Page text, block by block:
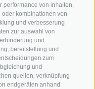
performance von inhalten,
kombinationen von
und verbesserung
zur auswahl von
und
bereitstellung und
zum
und
quellen, verknüpfung
endgeräten anhand